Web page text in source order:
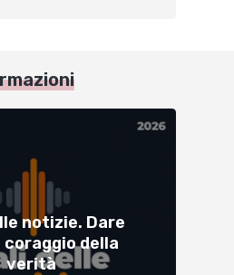
notizie. Dare
coraggio della
verità